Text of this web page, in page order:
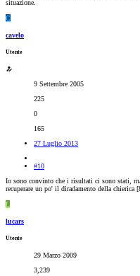
situazione.
C
cavelo
Utente
9 Settembre 2005
225
0
165
27 Luglio 2013
#10
Io sono convinto che i risultati ci sono stati,
recuperare un po' il diradamento della chierica
L
lucars
Utente
29 Marzo 2009
3,239